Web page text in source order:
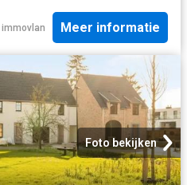
immovlan Meer informatie
Foto bekijken